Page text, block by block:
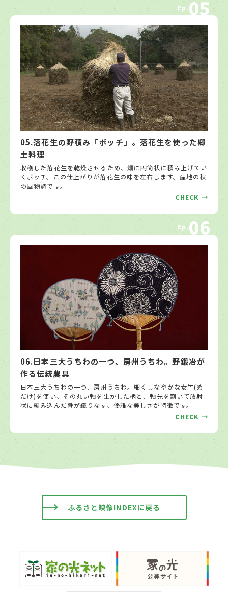
Ep.05
05.落花生の野積み「ボッチ」。落花生を使った郷
土料理
収穫した落花生を乾燥させるため、畑に円筒状に積み上げてい
くボッチ。この仕上がりが落花生の味を左右します。産地の秋
の風物詩です。
CHECK
Ep.06
06.日本三大うちわの一つ、房州うちわ。野鍛冶が
作る伝統農具
日本三大うちわの一つ、房州うちわ。細くしなやかな女竹(め
だけ)を使い、その丸い軸を生かした柄と、軸先を割いて放射
状に編み込んだ骨が織りなす、優雅な美しさが特徴です。
CHECK
ふるさと映像INDEXに戻る